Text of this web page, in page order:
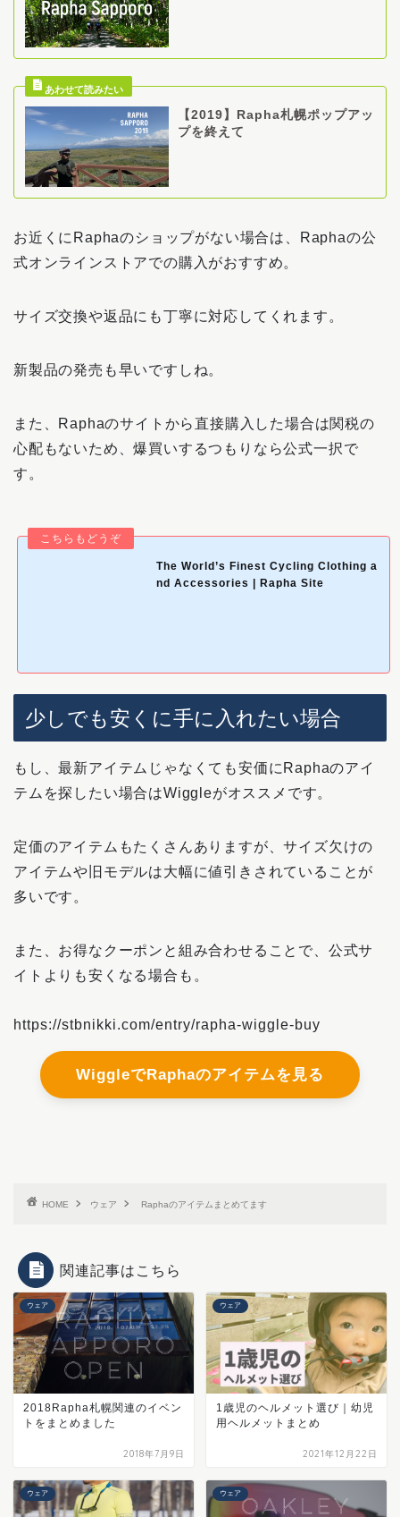
【2019】Rapha札幌ポップアッ
プを終えて
お近くにRaphaのショップがない場合は、Raphaの公
式オンラインストアでの購入がおすすめ。
サイズ交換や返品にも丁寧に対応してくれます。
新製品の発売も早いですしね。
また、Raphaのサイトから直接購入した場合は関税の
心配もないため、爆買いするつもりなら公式一択で
す。
The World’s Finest Cycling Clothing a
nd Accessories | Rapha Site
少しでも安くに手に入れたい場合
もし、最新アイテムじゃなくても安価にRaphaのアイ
テムを探したい場合はWiggleがオススメです。
定価のアイテムもたくさんありますが、サイズ欠けの
アイテムや旧モデルは大幅に値引きされていることが
多いです。
また、お得なクーポンと組み合わせることで、公式サ
イトよりも安くなる場合も。
https://stbnikki.com/entry/rapha-wiggle-buy
WiggleでRaphaのアイテムを見る
HOME ウェア Raphaのアイテムまとめてます
関連記事はこちら
ウェア
2018Rapha札幌関連のイベン
トをまとめました
2018年7月9日
ウェア
1歳児のヘルメット選び｜幼児
用ヘルメットまとめ
2021年12月22日
ウェア ウェア